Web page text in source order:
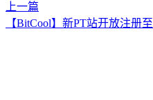
上一篇
【BitCool】新PT站开放注册